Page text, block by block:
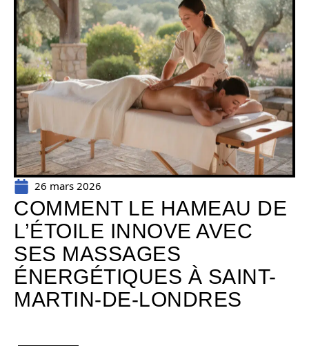
26 mars 2026
COMMENT LE HAMEAU DE
L’ÉTOILE INNOVE AVEC
SES MASSAGES
ÉNERGÉTIQUES À SAINT-
MARTIN-DE-LONDRES